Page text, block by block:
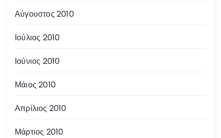
Αύγουστος 2010
Ιούλιος 2010
Ιούνιος 2010
Μάιος 2010
Απρίλιος 2010
Μάρτιος 2010